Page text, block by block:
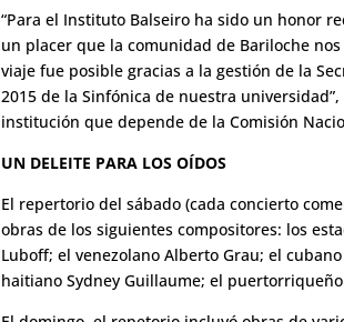
“Para el Instituto Balseiro ha sido un honor
un placer que la comunidad de Bariloche
viaje fue posible gracias a la gestión de la
2015 de la Sinfónica de nuestra
institución que depende de la Comisión
UN DELEITE PARA LOS OÍDOS
El repertorio del sábado (cada concierto
obras de los siguientes compositores: los
Luboff; el venezolano Alberto Grau; el
haitiano Sydney Guillaume; el